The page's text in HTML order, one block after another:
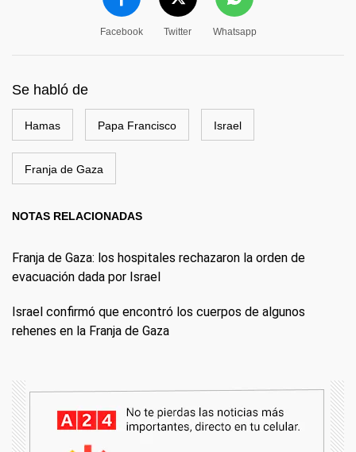
Facebook Twitter Whatsapp
Se habló de
Hamas Papa Francisco Israel
Franja de Gaza
NOTAS RELACIONADAS
Franja de Gaza: los hospitales rechazaron la orden de
evacuación dada por Israel
Israel confirmó que encontró los cuerpos de algunos
rehenes en la Franja de Gaza